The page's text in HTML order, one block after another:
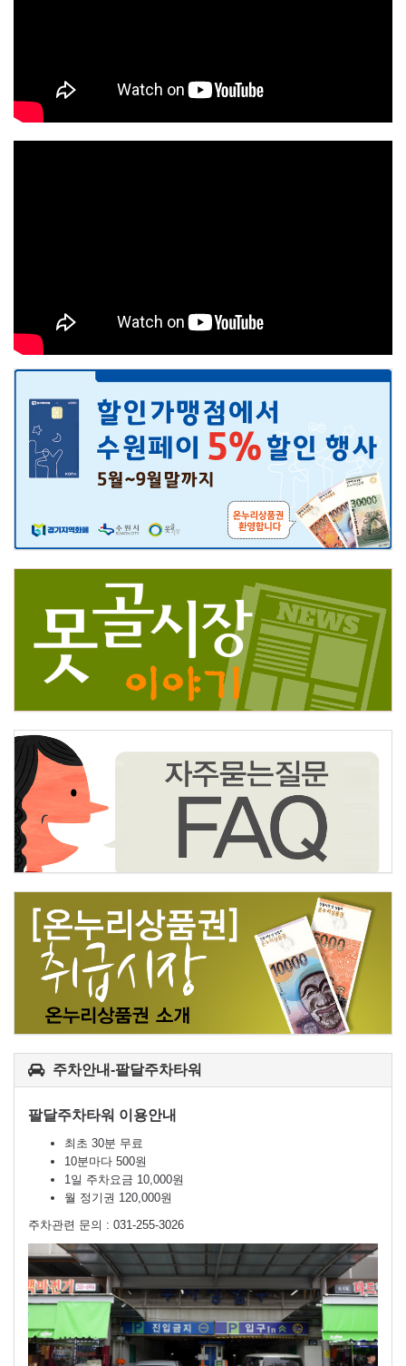
주차안내-팔달주차타워
팔달주차타워 이용안내
최초 30분 무료
10분마다 500원
1일 주차요금 10,000원
월 정기권 120,000원
주차관련 문의 : 031-255-3026